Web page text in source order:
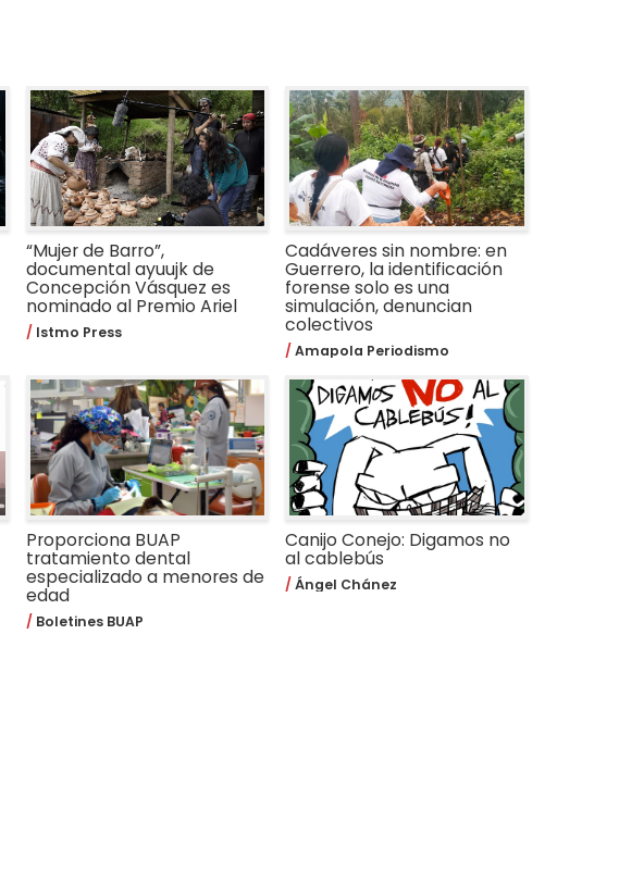
“Mujer de Barro”,
documental ayuujk de
Concepción Vásquez es
nominado al Premio Ariel
Istmo Press
Cadáveres sin nombre: en
Guerrero, la identificación
forense solo es una
simulación, denuncian
colectivos
Amapola Periodismo
Proporciona BUAP
tratamiento dental
especializado a menores de
edad
Boletines BUAP
Canijo Conejo: Digamos no
al cablebús
Ángel Chánez